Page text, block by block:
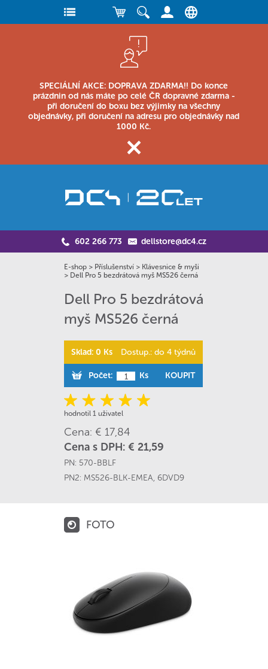
SPECIÁLNÍ AKCE: DOPRAVA ZDARMA!! Do konce
prázdnin od nás máte po celé ČR dopravné zdarma -
při doručení do boxu bez výjimky na všechny
objednávky, při doručení na adresu pro objednávky nad
1000 Kč.
602 266 773 dellstore@dc4.cz
E-shop > Příslušenství > Klávesnice & myši
> Dell Pro 5 bezdrátová myš MS526 černá
Dell Pro 5 bezdrátová
myš MS526 černá
Sklad: 0 Ks Dostup.: do 4 týdnů
Počet: Ks KOUPIT
hodnotil 1 uživatel
Cena: € 17,84
Cena s DPH: € 21,59
PN: 570-BBLF
PN2: MS526-BLK-EMEA, 6DVD9
FOTO